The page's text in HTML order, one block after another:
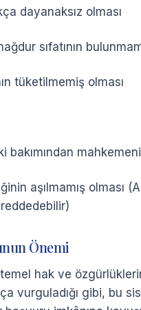
dayanaksız olması
sıfatının
tüketilmemiş olması
bakımından
aşılmamış olması
Önemi
hak ve
vurguladığı gibi,